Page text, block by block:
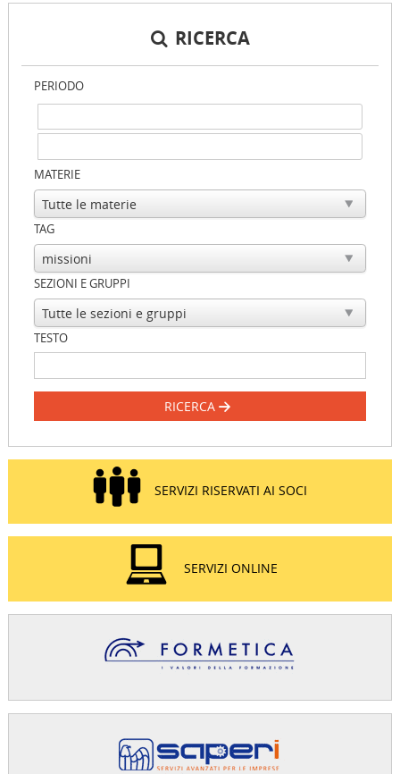
RICERCA
PERIODO
MATERIE
TAG
SEZIONI E GRUPPI
TESTO
RICERCA
SERVIZI RISERVATI AI SOCI
SERVIZI ONLINE